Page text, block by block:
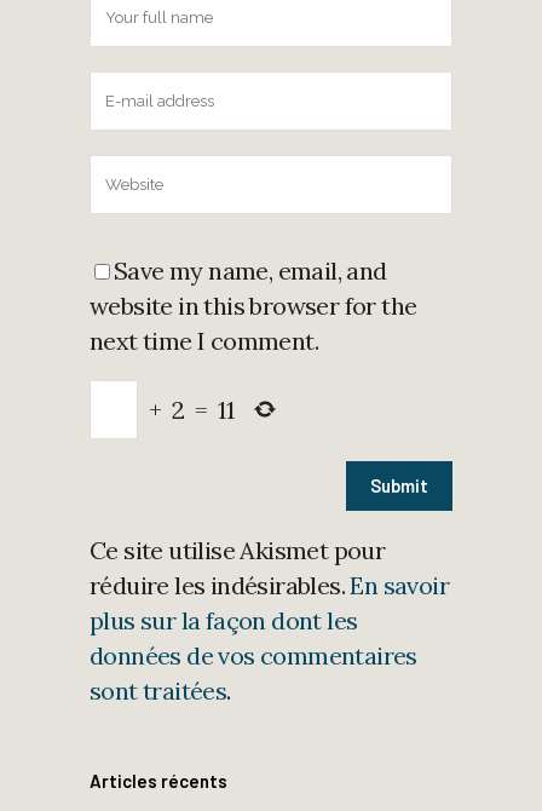
Save my name, email, and
website in this browser for the
next time I comment.
+ 2 = 11
Ce site utilise Akismet pour
réduire les indésirables.En savoir
plus sur la façon dont les
données de vos commentaires
sont traitées.
Articles récents